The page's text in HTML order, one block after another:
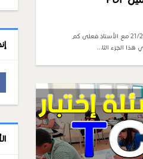
الجزء الثاني وتتمة إختبار 21/20 مع الأستاذ فعلى كم
الجزء الثا…